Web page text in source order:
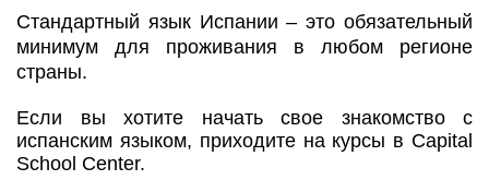
Стандартный язык Испании – это обязательный
минимум для проживания в любом регионе
страны.
Если вы хотите начать свое знакомство с
испанским языком, приходите на курсы в Capital
School Center.